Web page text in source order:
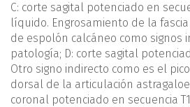
C: corte sagital potenciado en
líquido. Engrosamiento de la
de espolón calcáneo como signos
patología; D: corte sagital
Otro signo indirecto como es el
dorsal de la articulación
coronal potenciado en secuencia